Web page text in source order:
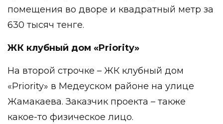
помещения во дворе и квадратный метр за
630 тысяч тенге.
ЖК клубный дом «Priority»
На второй строчке – ЖК клубный дом
«Priority» в Медеуском районе на улице
Жамакаева. Заказчик проекта – также
какое-то физическое лицо.